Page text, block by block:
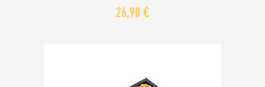
26,90 €